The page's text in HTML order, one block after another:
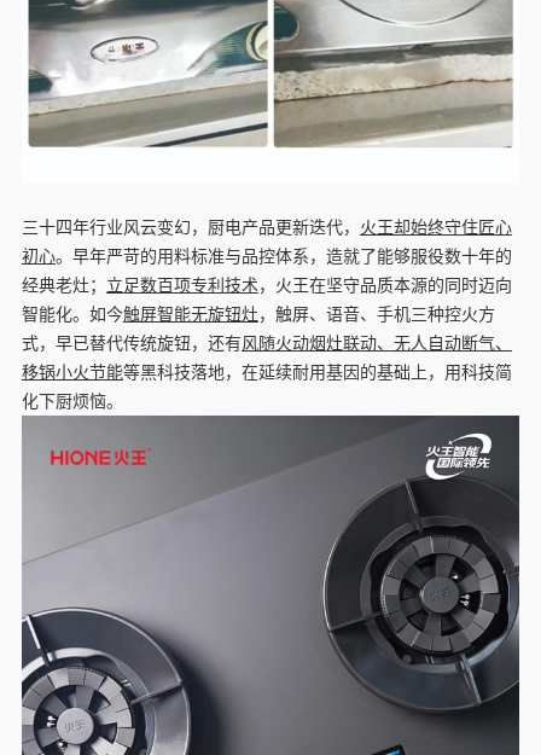
三十四年行业风云变幻，厨电产品更新迭代， 火王却始终守住匠心
初心。早年严苛的用料标准与品控体系，造就了能够服役数十年的
经典老灶； 立足数百项专利技术，火王在坚守品质本源的同时迈向
智能化。如今触屏智能无旋钮灶，触屏、语音、手机三种控火方
式，早已替代传统旋钮，还有风随火动烟灶联动、无人自动断气、
移锅小火节能等黑科技落地，在延续耐用基因的基础上，用科技简
化下厨烦恼。